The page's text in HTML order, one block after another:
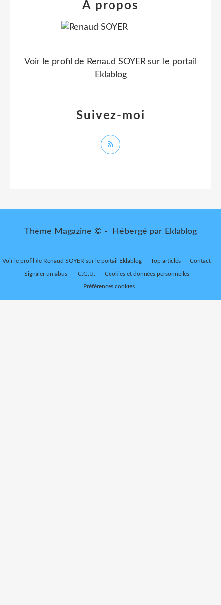
Suivez-moi
À propos
Voir le profil de Renaud SOYER sur le portail
Eklablog
Thème Magazine © - Hébergé par Eklablog
Voir le profil de Renaud SOYER sur le portail Eklablog Top articles Contact
Signaler un abus C.G.U. Cookies et données personnelles
Préférences cookies